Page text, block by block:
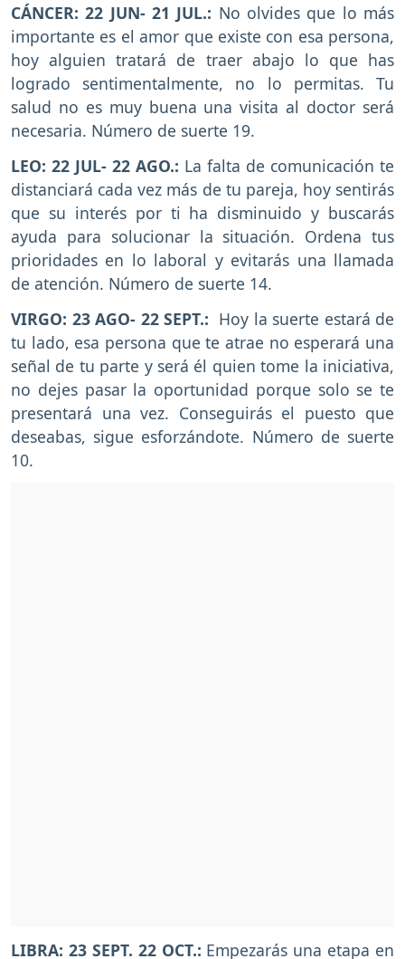
CÁNCER: 22 JUN- 21 JUL.: No olvides que lo más
importante es el amor que existe con esa persona,
hoy alguien tratará de traer abajo lo que has
logrado sentimentalmente, no lo permitas. Tu
salud no es muy buena una visita al doctor será
necesaria. Número de suerte 19.
LEO: 22 JUL- 22 AGO.: La falta de comunicación te
distanciará cada vez más de tu pareja, hoy sentirás
que su interés por ti ha disminuido y buscarás
ayuda para solucionar la situación. Ordena tus
prioridades en lo laboral y evitarás una llamada
de atención. Número de suerte 14.
VIRGO: 23 AGO- 22 SEPT.: Hoy la suerte estará de
tu lado, esa persona que te atrae no esperará una
señal de tu parte y será él quien tome la iniciativa,
no dejes pasar la oportunidad porque solo se te
presentará una vez. Conseguirás el puesto que
deseabas, sigue esforzándote. Número de suerte
10.
LIBRA: 23 SEPT. 22 OCT.: Empezarás una etapa en